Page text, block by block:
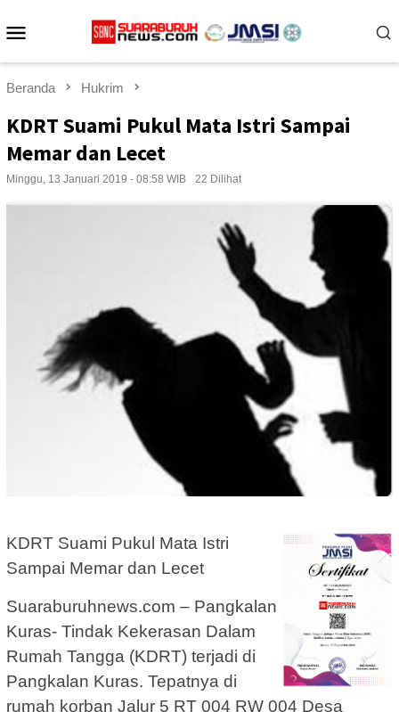
ke
Beranda Hukrim
KDRT Suami Pukul Mata Istri Sampai
Memar dan Lecet
Minggu, 13 Januari 2019 - 08:58 WIB 22 Dilihat
KDRT Suami Pukul Mata Istri
Sampai Memar dan Lecet
Suaraburuhnews.com – Pangkalan
Kuras- Tindak Kekerasan Dalam
Rumah Tangga (KDRT) terjadi di
Pangkalan Kuras. Tepatnya di
rumah korban Jalur 5 RT 004 RW 004 Desa